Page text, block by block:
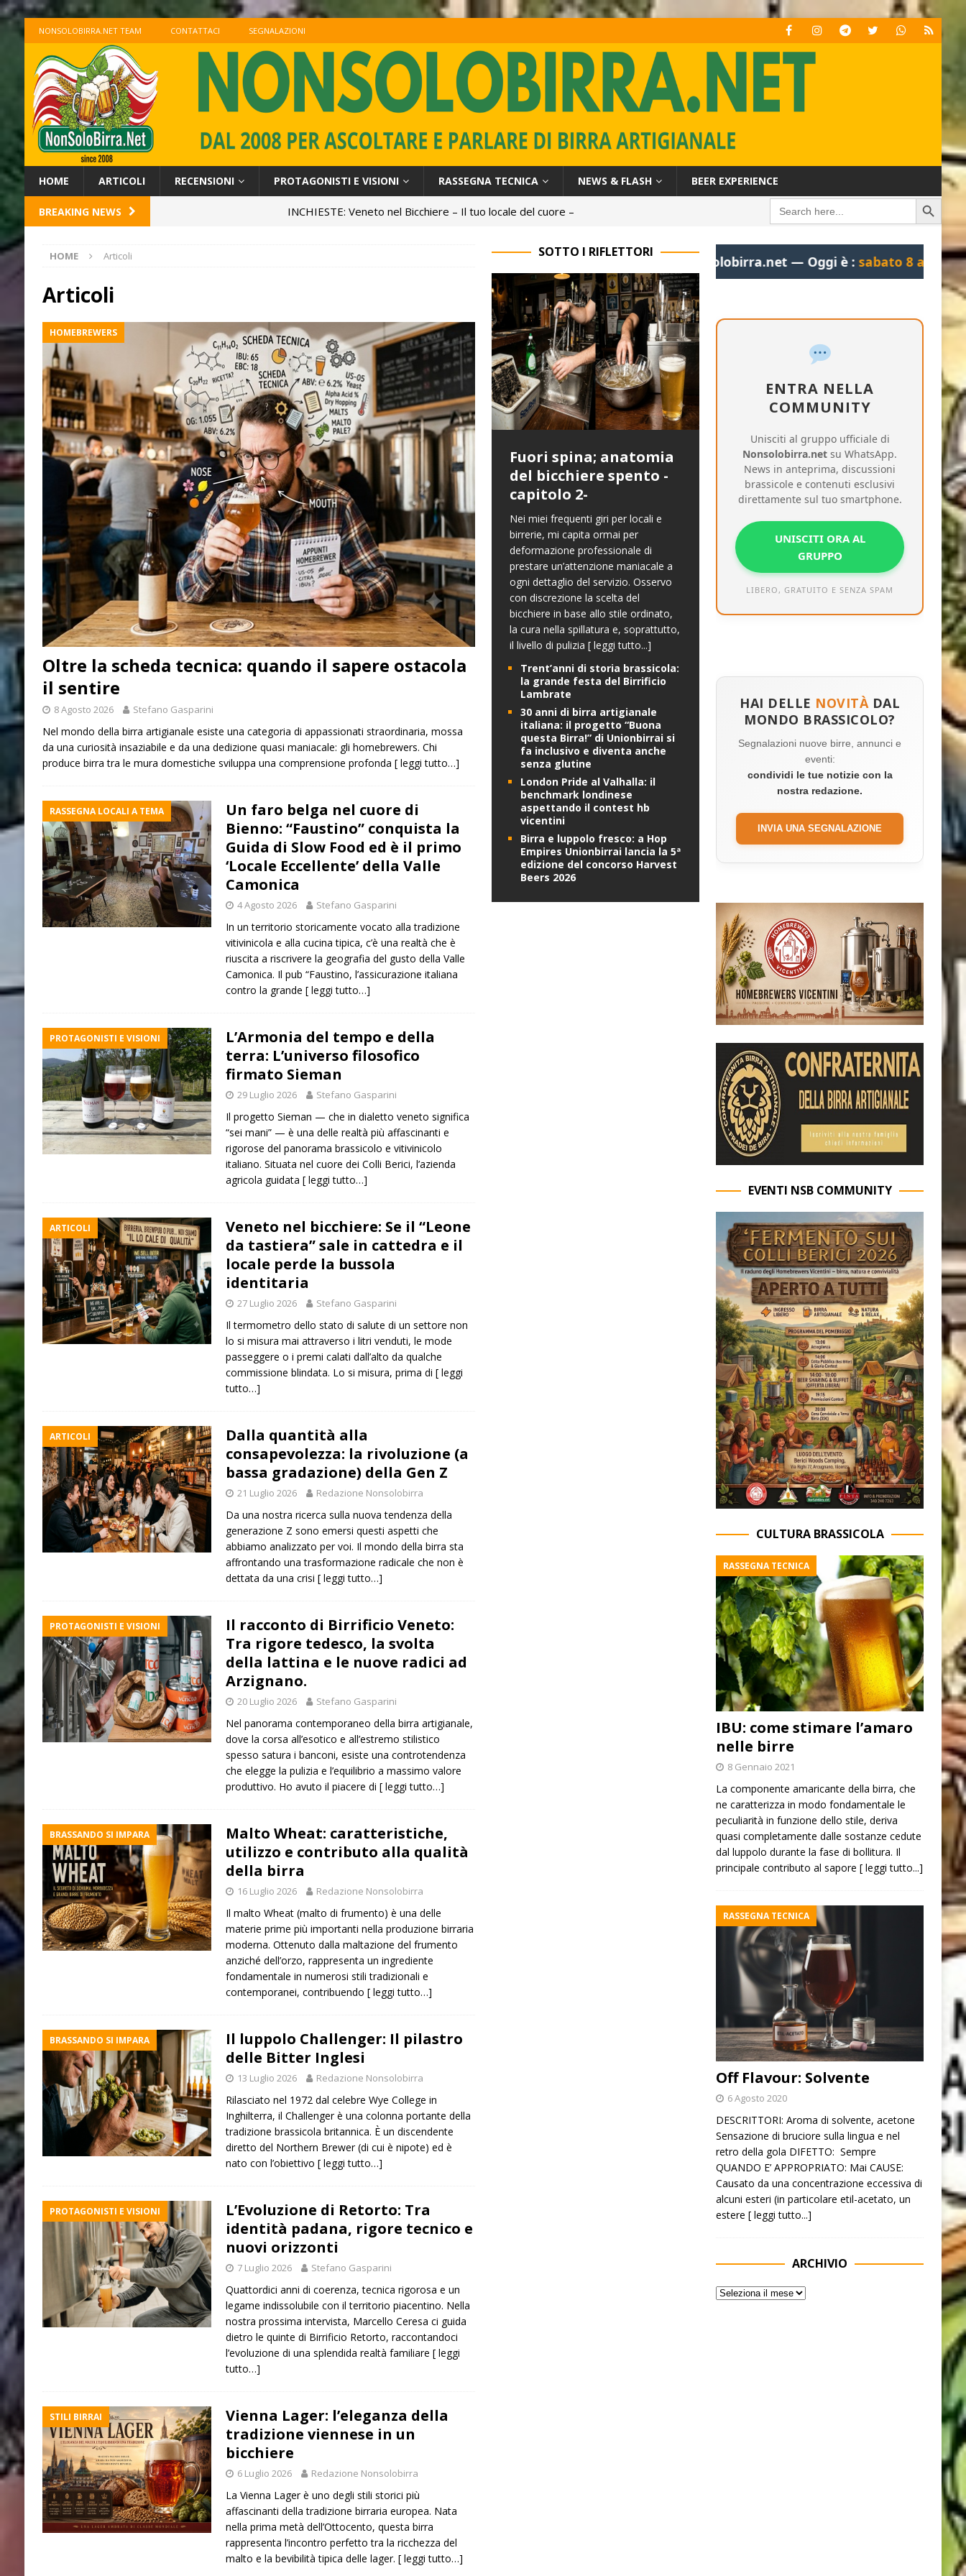
NONSOLOBIRRA.NET TEAM CONTATTACI SEGNALAZIONI
HOME ARTICOLI RECENSIONI PROTAGONISTI E VISIONI RASSEGNA TECNICA NEWS & FLASH BEER EXPERIENCE
BREAKING NEWS INCHIESTE: Veneto nel Bicchiere – Il tuo locale del cuore – NEWS: Birra artigianale italiana: dieci anni di tutela legale per un settore da oltre 1.000
Search
for:
Search Button
HOME Articoli
Articoli
HOMEBREWERS
Oltre la scheda tecnica: quando il sapere ostacola
il sentire
8 Agosto 2026 Stefano Gasparini
Nel mondo della birra artigianale esiste una categoria di appassionati straordinaria, mossa
da una curiosità insaziabile e da una dedizione quasi maniacale: gli homebrewers. Chi
produce birra tra le mura domestiche sviluppa una comprensione profonda [ leggi tutto…]
RASSEGNA LOCALI A TEMA
Un faro belga nel cuore di
Bienno: “Faustino” conquista la
Guida di Slow Food ed è il primo
‘Locale Eccellente’ della Valle
Camonica
4 Agosto 2026 Stefano Gasparini
In un territorio storicamente vocato alla tradizione
vitivinicola e alla cucina tipica, c’è una realtà che è
riuscita a riscrivere la geografia del gusto della Valle
Camonica. Il pub “Faustino, l’assicurazione italiana
contro la grande [ leggi tutto…]
PROTAGONISTI E VISIONI
L’Armonia del tempo e della
terra: L’universo filosofico
firmato Sieman
29 Luglio 2026 Stefano Gasparini
Il progetto Sieman — che in dialetto veneto significa
“sei mani” — è una delle realtà più affascinanti e
rigorose del panorama brassicolo e vitivinicolo
italiano. Situata nel cuore dei Colli Berici, l’azienda
agricola guidata [ leggi tutto…]
ARTICOLI
Veneto nel bicchiere: Se il “Leone
da tastiera” sale in cattedra e il
locale perde la bussola
identitaria
27 Luglio 2026 Stefano Gasparini
Il termometro dello stato di salute di un settore non
lo si misura mai attraverso i litri venduti, le mode
passeggere o i premi calati dall’alto da qualche
commissione blindata. Lo si misura, prima di [ leggi
tutto…]
ARTICOLI
Dalla quantità alla
consapevolezza: la rivoluzione (a
bassa gradazione) della Gen Z
21 Luglio 2026 Redazione Nonsolobirra
Da una nostra ricerca sulla nuova tendenza della
generazione Z sono emersi questi aspetti che
abbiamo analizzato per voi. Il mondo della birra sta
affrontando una trasformazione radicale che non è
dettata da una crisi [ leggi tutto…]
PROTAGONISTI E VISIONI
Il racconto di Birrificio Veneto:
Tra rigore tedesco, la svolta
della lattina e le nuove radici ad
Arzignano.
20 Luglio 2026 Stefano Gasparini
Nel panorama contemporaneo della birra artigianale,
dove la corsa all’esotico e all’estremo stilistico
spesso satura i banconi, esiste una controtendenza
che elegge la pulizia e l’equilibrio a massimo valore
produttivo. Ho avuto il piacere di [ leggi tutto…]
BRASSANDO SI IMPARA
Malto Wheat: caratteristiche,
utilizzo e contributo alla qualità
della birra
16 Luglio 2026 Redazione Nonsolobirra
Il malto Wheat (malto di frumento) è una delle
materie prime più importanti nella produzione birraria
moderna. Ottenuto dalla maltazione del frumento
anziché dell’orzo, rappresenta un ingrediente
fondamentale in numerosi stili tradizionali e
contemporanei, contribuendo [ leggi tutto…]
BRASSANDO SI IMPARA
Il luppolo Challenger: Il pilastro
delle Bitter Inglesi
13 Luglio 2026 Redazione Nonsolobirra
Rilasciato nel 1972 dal celebre Wye College in
Inghilterra, il Challenger è una colonna portante della
tradizione brassicola britannica. È un discendente
diretto del Northern Brewer (di cui è nipote) ed è
nato con l’obiettivo [ leggi tutto…]
PROTAGONISTI E VISIONI
L’Evoluzione di Retorto: Tra
identità padana, rigore tecnico e
nuovi orizzonti
7 Luglio 2026 Stefano Gasparini
Quattordici anni di coerenza, tecnica rigorosa e un
legame indissolubile con il territorio piacentino. Nella
nostra prossima intervista, Marcello Ceresa ci guida
dietro le quinte di Birrificio Retorto, raccontandoci
l’evoluzione di una splendida realtà familiare [ leggi
tutto…]
STILI BIRRAI
Vienna Lager: l’eleganza della
tradizione viennese in un
bicchiere
6 Luglio 2026 Redazione Nonsolobirra
La Vienna Lager è uno degli stili storici più
affascinanti della tradizione birraria europea. Nata
nella prima metà dell’Ottocento, questa birra
rappresenta l’incontro perfetto tra la ricchezza del
malto e la bevibilità tipica delle lager. [ leggi tutto…]
SOTTO I RIFLETTORI
Fuori spina; anatomia
del bicchiere spento -
capitolo 2-
Nei miei frequenti giri per locali e
birrerie, mi capita ormai per
deformazione professionale di
prestare un’attenzione maniacale a
ogni dettaglio del servizio. Osservo
con discrezione la scelta del
bicchiere in base allo stile ordinato,
la cura nella spillatura e, soprattutto,
il livello di pulizia [ leggi tutto...]
Trent’anni di storia brassicola:
la grande festa del Birrificio
Lambrate
30 anni di birra artigianale
italiana: il progetto “Buona
questa Birra!” di Unionbirrai si
fa inclusivo e diventa anche
senza glutine
London Pride al Valhalla: il
benchmark londinese
aspettando il contest hb
vicentini
Birra e luppolo fresco: a Hop
Empires Unionbirrai lancia la 5ª
edizione del concorso Harvest
Beers 2026
Benvenuti su Nonsolobirra.net — Oggi è :sabato 8 agosto 2026,
ENTRA NELLA
COMMUNITY
Unisciti al gruppo ufficiale di
Nonsolobirra.net su WhatsApp.
News in anteprima, discussioni
brassicole e contenuti esclusivi
direttamente sul tuo smartphone.
UNISCITI ORA AL
GRUPPO
LIBERO, GRATUITO E SENZA SPAM
HAI DELLE NOVITÀDAL
MONDO BRASSICOLO?
Segnalazioni nuove birre, annunci e
eventi:
condividi le tue notizie con la
nostra redazione.
INVIA UNA SEGNALAZIONE
EVENTI NSB COMMUNITY
CULTURA BRASSICOLA
IBU: come stimare l’amaro
nelle birre
RASSEGNA TECNICA
8 Gennaio 2021
La componente amaricante della birra, che
ne caratterizza in modo fondamentale le
peculiarità in funzione dello stile, deriva
quasi completamente dalle sostanze cedute
dal luppolo durante la fase di bollitura. Il
principale contributo al sapore [ leggi tutto...]
Off Flavour: Solvente
RASSEGNA TECNICA
6 Agosto 2020
DESCRITTORI: Aroma di solvente, acetone
Sensazione di bruciore sulla lingua e nel
retro della gola DIFETTO: Sempre
QUANDO E’ APPROPRIATO: Mai CAUSE:
Causato da una concentrazione eccessiva di
alcuni esteri (in particolare etil-acetato, un
estere [ leggi tutto...]
ARCHIVIO